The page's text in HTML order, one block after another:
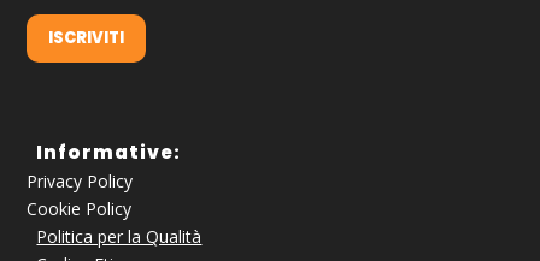
ISCRIVITI
Informative:
Privacy Policy
Cookie Policy
Politica per la Qualità